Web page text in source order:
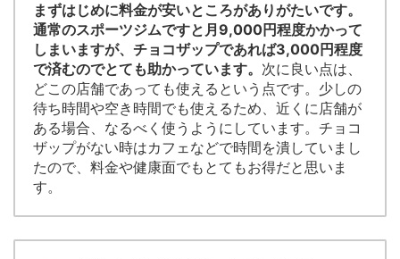
まずはじめに料金が安いところがありがたいです。
通常のスポーツジムですと月9,000円程度かかって
しまいますが、チョコザップであれば3,000円程度
で済むのでとても助かっています。 次に良い点は、
どこの店舗であっても使えるという点です。少しの
待ち時間や空き時間でも使えるため、近くに店舗が
ある場合、なるべく使うようにしています。チョコ
ザップがない時はカフェなどで時間を潰していまし
たので、料金や健康面でもとてもお得だと思いま
す。